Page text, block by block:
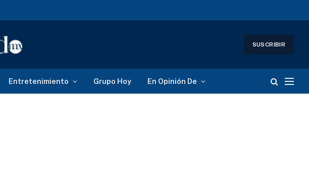
SUSCRIBIR
Entretenimiento Grupo Hoy En Opinión De